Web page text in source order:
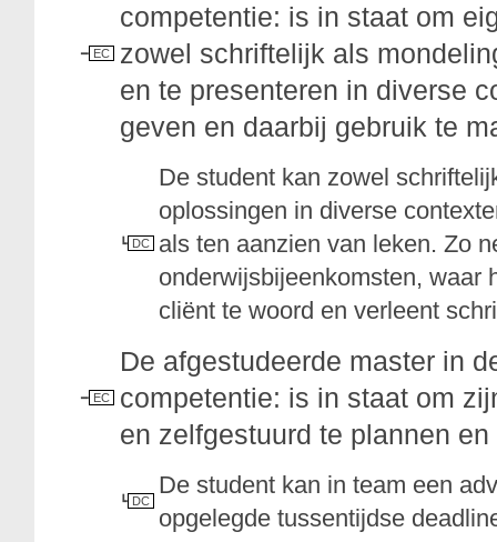
EC
competentie: is in staat om
zowel schriftelijk als
en te presenteren in diverse
geven en daarbij gebruik te
DC
De student kan zowel
oplossingen in diverse
als ten aanzien van leken. Zo
onderwijsbijeenkomsten, waar
cliënt te woord en verleent
EC
De afgestudeerde master in
competentie: is in staat om
en zelfgestuurd te plannen
DC
De student kan in team een
opgelegde tussentijdse